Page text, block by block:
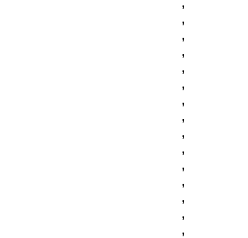
,
,
,
,
,
,
,
,
,
,
,
,
,
,